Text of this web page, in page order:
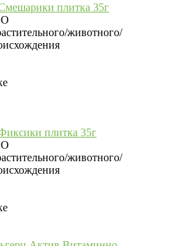
плитка 35г
животного/
плитка 35г
животного/